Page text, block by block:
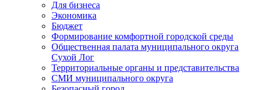
Для бизнеса
Экономика
Бюджет
Формирование комфортной городской среды
Общественная палата муниципального округа
Сухой Лог
Территориальные органы и представительства
СМИ муниципального округа